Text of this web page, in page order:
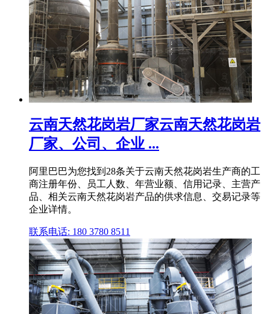
云南天然花岗岩厂家云南天然花岗岩
厂家、公司、企业 ...
阿里巴巴为您找到28条关于云南天然花岗岩生产商的工
商注册年份、员工人数、年营业额、信用记录、主营产
品、相关云南天然花岗岩产品的供求信息、交易记录等
企业详情。
联系电话: 180 3780 8511